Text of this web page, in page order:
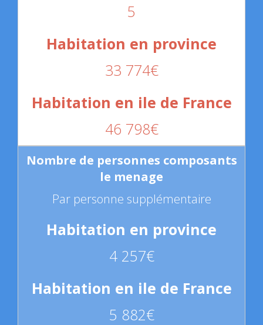
5
33 774€
46 798€
Par personne supplémentaire
4 257€
5 882€